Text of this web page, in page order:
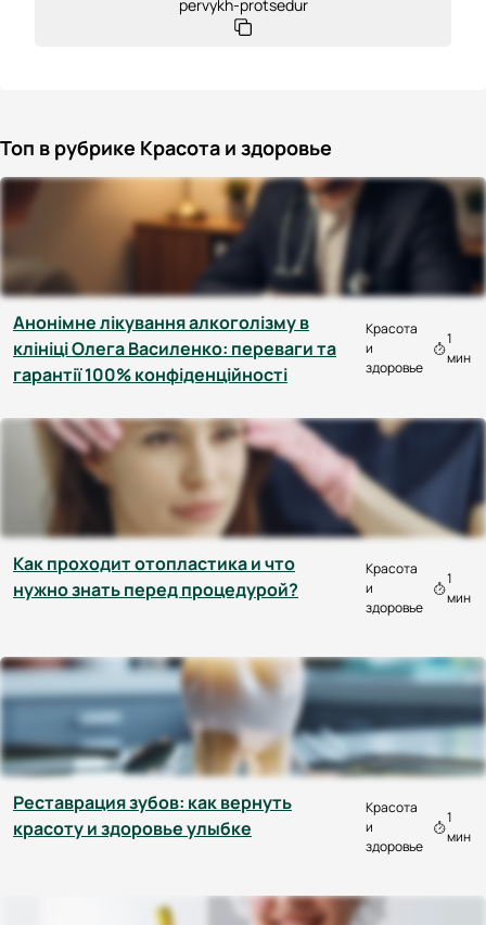
pervykh-protsedur
Топ в рубрике Красота и здоровье
Анонімне лікування алкоголізму в
клініці Олега Василенко: переваги та
гарантії 100% конфіденційності
Красота
и
здоровье
1
мин
Как проходит отопластика и что
нужно знать перед процедурой?
Красота
и
здоровье
1
мин
Реставрация зубов: как вернуть
красоту и здоровье улыбке
Красота
и
здоровье
1
мин